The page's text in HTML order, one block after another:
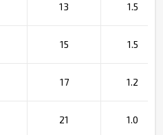
13 1.5
15 1.5
17 1.2
21 1.0